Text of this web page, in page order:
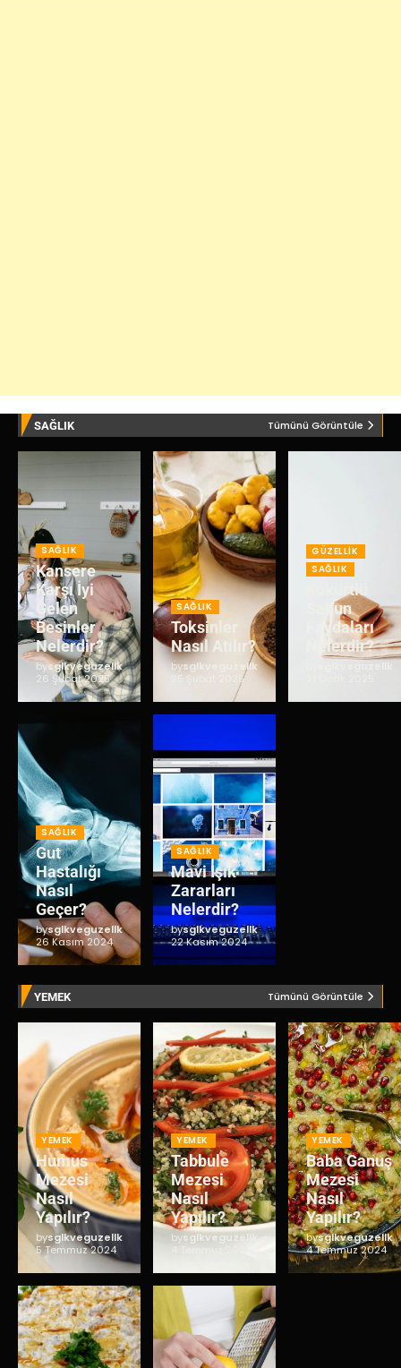
SAĞLIK Tümünü Görüntüle
SAĞLIK
Kansere
Karşı İyi
Gelen
Besinler
Nelerdir?
bysglkveguzellk
26 Şubat 2025
SAĞLIK
Toksinler
Nasıl Atılır?
bysglkveguzellk
25 Şubat 2025
GÜZELLIK
SAĞLIK
Kükürtlü
Sabun
Faydaları
Nelerdir?
SAĞLIK
Gut
Hastalığı
Nasıl
Geçer?
bysglkveguzellk
26 Kasım 2024
SAĞLIK
Mavi Işık
Zararları
Nelerdir?
bysglkveguzellk
22 Kasım 2024
YEMEK Tümünü Görüntüle
YEMEK
Humus
Mezesi
Nasıl
Yapılır?
bysglkveguzellk
5 Temmuz 2024
YEMEK
Tabbule
Mezesi
Nasıl
Yapılır?
bysglkveguzellk
4 Temmuz 2024
YEMEK
Baba Ganuş
Mezesi
Nasıl
Yapılır?
bysglkveguzellk
4 Temmuz 2024